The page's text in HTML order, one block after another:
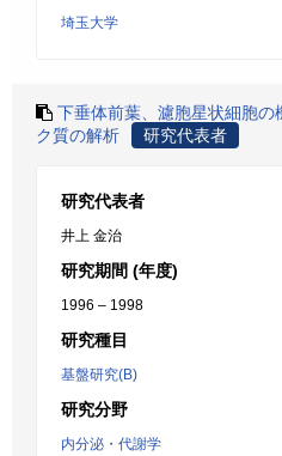
埼玉大学
下垂体前葉、濾胞星状細胞
ク質の解析
研究代表者
研究代表者
井上 金治
研究期間 (年度)
1996 – 1998
研究種目
基盤研究(B)
研究分野
内分泌・代謝学